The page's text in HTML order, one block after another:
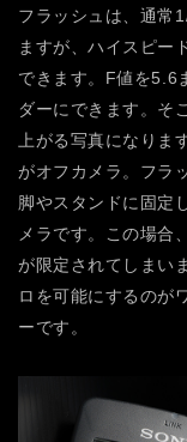
フラッシュは、通常
ますが、ハイスピー
できます。F値を5.6
ダーにできます。そ
上がる写真になりま
がオフカメラ。フラ
脚やスタンドに固定
メラです。この場合
が限定されてしまい
ロを可能にするのが
ーです。